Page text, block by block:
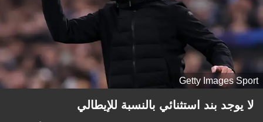
Getty Images Sport
لا يوجد بند استثنائي بالنسبة للإيطالي